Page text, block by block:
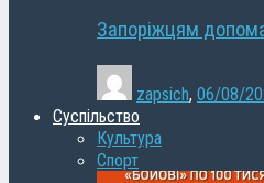
Запоріжцям
zapsich, 06/08/
Суспільство
Культура
Спорт